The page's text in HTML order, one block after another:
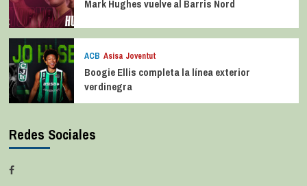
Mark Hughes vuelve al Barris Nord
ACB Asisa Joventut
Boogie Ellis completa la línea exterior
verdinegra
Redes Sociales